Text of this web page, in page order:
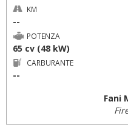
KM
--
POTENZA
65 cv (48 kW)
CARBURANTE
--
Fani